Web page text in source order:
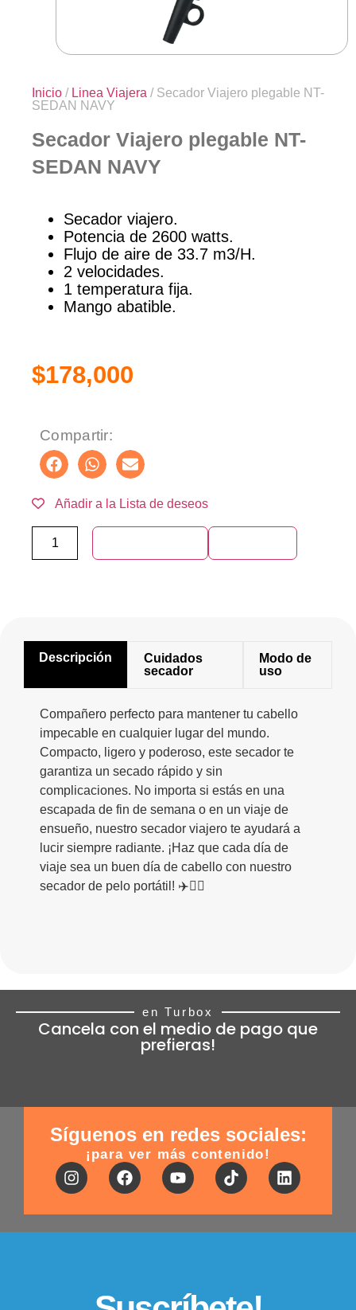
Inicio / Linea Viajera / Secador Viajero plegable NT-
SEDAN NAVY
Secador Viajero plegable NT-
SEDAN NAVY
Secador viajero.
Potencia de 2600 watts.
Flujo de aire de 33.7 m3/H.
2 velocidades.
1 temperatura fija.
Mango abatible.
$178,000
Compartir:
Añadir a la Lista de deseos
Descripción
Cuidados
secador
Modo de
uso
Compañero perfecto para mantener tu cabello
impecable en cualquier lugar del mundo.
Compacto, ligero y poderoso, este secador te
garantiza un secado rápido y sin
complicaciones. No importa si estás en una
escapada de fin de semana o en un viaje de
ensueño, nuestro secador viajero te ayudará a
lucir siempre radiante. ¡Haz que cada día de
viaje sea un buen día de cabello con nuestro
secador de pelo portátil! ✈️💁‍♀️
en Turbox
Cancela con el medio de pago que
prefieras!
Síguenos en redes sociales:
¡para ver más contenido!